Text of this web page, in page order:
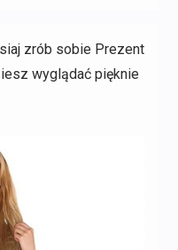
zrób sobie Prezent
wyglądać pięknie